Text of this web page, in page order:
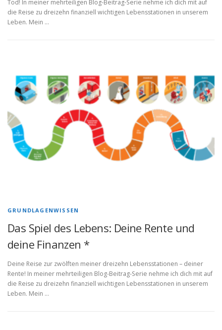
Tod! In meiner mehrteiligen Blog-Beitrag-Serie nehme ich dich mit auf
die Reise zu dreizehn finanziell wichtigen Lebensstationen in unserem
Leben. Mein …
GRUNDLAGENWISSEN
Das Spiel des Lebens: Deine Rente und
deine Finanzen *
Deine Reise zur zwölften meiner dreizehn Lebensstationen – deiner
Rente! In meiner mehrteiligen Blog-Beitrag-Serie nehme ich dich mit auf
die Reise zu dreizehn finanziell wichtigen Lebensstationen in unserem
Leben. Mein …